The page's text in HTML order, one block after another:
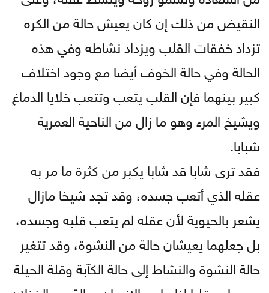
النقيض من ذلك إن كان يعيش حالة من الكره
تزداد خفقات القلب ويزداد نشاطه وفي هذه
الحالة وفي حالة الخوف أيضا مع وجود اختلاف
كبير بينهما فإن القلب يتعب وتتعب خلايا الدماغ
ويشيخ المرء وهو ما زال من الناحية العمرية
شبابا.
فقد ترى شابا قد شابا يكبر من كثرة ما مر به
عقله الذي أتعب جسده، وقد تجد شيخا مازال
يشعر بالحيوية لأن عقله لم يتعب قلبه وجسده،
بل جعلهما يعيشان حالة من النشوة، وقد تتغير
حالة النشوة والنشاط إلى حالة الكآبة وقلة الحيلة